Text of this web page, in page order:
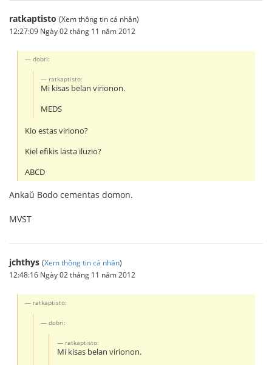
ratkaptisto (Xem thông tin cá nhân)
12:27:09 Ngày 02 tháng 11 năm 2012
dobri:
ratkaptisto:
Mi kisas belan virionon.
MEDS
Kio estas viriono?
Kiel efikis lasta iluzio?
ABCD
Ankaŭ Bodo cementas domon.
MVST
jchthys (Xem thông tin cá nhân)
12:48:16 Ngày 02 tháng 11 năm 2012
ratkaptisto:
dobri:
ratkaptisto:
Mi kisas belan virionon.